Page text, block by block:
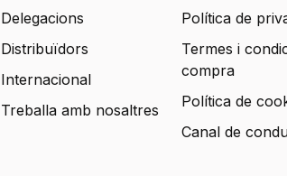
Delegacions
Distribuïdors
Internacional
Treballa amb nosaltres
Política de
Termes i
compra
Política de
Canal de